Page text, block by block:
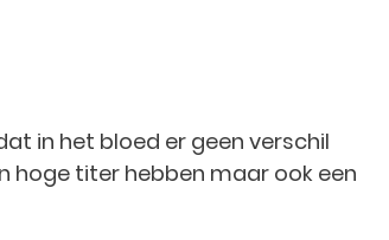
in het bloed er geen verschil
hoge titer hebben maar ook een